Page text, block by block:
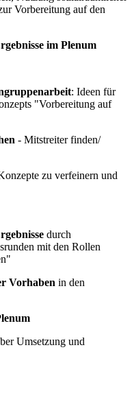
Vorbereitung auf den
im Plenum
: Ideen für
"Vorbereitung auf
- Mitstreiter finden/
zu verfeinern und
durch
mit den Rollen
Vorhaben in den
Umsetzung und